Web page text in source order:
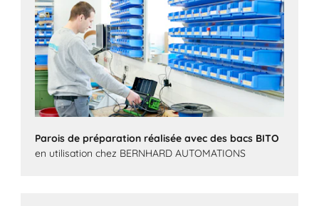
Parois de préparation réalisée avec des bacs BITO
en utilisation chez BERNHARD AUTOMATIONS